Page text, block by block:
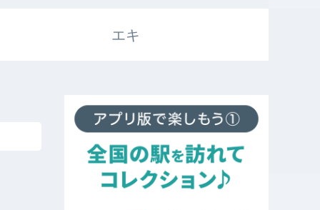
エキ